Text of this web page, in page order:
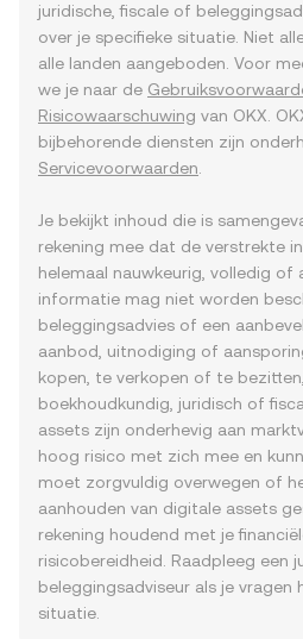
juridische, fiscale of
over je specifieke situatie. Niet
alle landen aangeboden. Voor
we je naar de
Risicowaarschuwing van OKX.
bijbehorende diensten zijn
Servicevoorwaarden
Je bekijkt inhoud die is
rekening mee dat de verstrekte
helemaal nauwkeurig, volledig of
informatie mag niet worden
beleggingsadvies of een
aanbod, uitnodiging of
kopen, te verkopen of te
boekhoudkundig, juridisch of
assets zijn onderhevig aan
hoog risico met zich mee en
moet zorgvuldig overwegen of
aanhouden van digitale assets
rekening houdend met je
risicobereidheid. Raadpleeg een
beleggingsadviseur als je vragen
situatie.